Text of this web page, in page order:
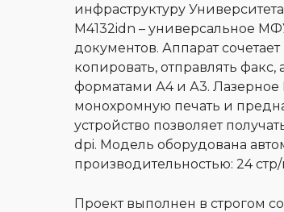
инфраструктуру
M4132idn – универсальное
документов. Аппарат
копировать, отправлять
форматами А4 и А3. Лазерное
монохромную печать и
устройство позволяет
dpi. Модель оборудована
производительностью: 24
Проект выполнен в строгом